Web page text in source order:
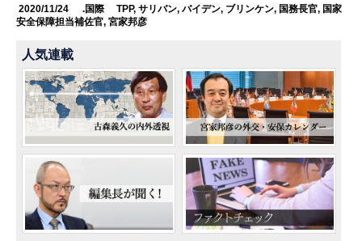
2020/11/24 .国際 TPP, サリバン, バイデン, ブリンケン, 国務長官, 国家
安全保障担当補佐官,宮家邦彦
人気連載